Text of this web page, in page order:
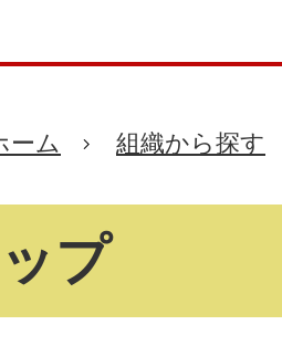
ーム 組織から探す
プ